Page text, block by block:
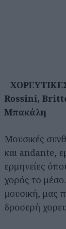
-
Rossini,
Μπακάλη
Μουσικές
και andante,
ερμηνείες
χορός το
μουσική, μας
δροσερή